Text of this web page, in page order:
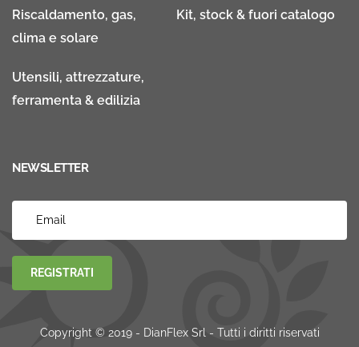
Riscaldamento, gas,
clima e solare
Kit, stock & fuori catalogo
Utensili, attrezzature,
ferramenta & edilizia
NEWSLETTER
REGISTRATI
Copyright © 2019 - DianFlex Srl - Tutti i diritti riservati